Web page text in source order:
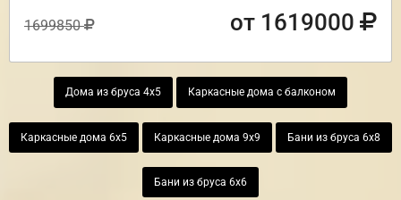
1699850 от 1619000
Дома из бруса 4х5 Каркасные дома с балконом
Каркасные дома 6х5 Каркасные дома 9х9 Бани из бруса 6х8
Бани из бруса 6х6